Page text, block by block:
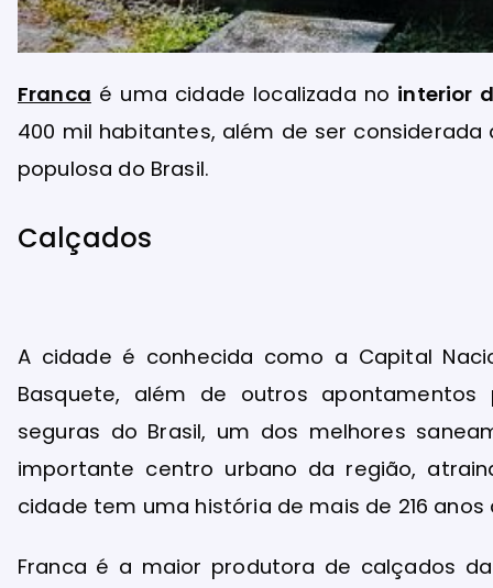
Franca é uma cidade localizada no interior
400 mil habitantes, além de ser
populosa do Brasil.
Calçados
A cidade é conhecida como a Capital
Basquete, além de outros
seguras do Brasil, um dos melhores
importante centro urbano da região,
cidade tem uma história de mais de 216 anos
Franca é a maior produtora de calçados